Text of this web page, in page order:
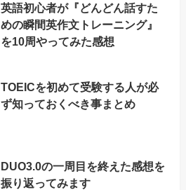
英語初心者が『どんどん話すた
めの瞬間英作文トレーニング』
を10周やってみた感想
TOEICを初めて受験する人が必
ず知っておくべき事まとめ
DUO3.0の一周目を終えた感想を
振り返ってみます